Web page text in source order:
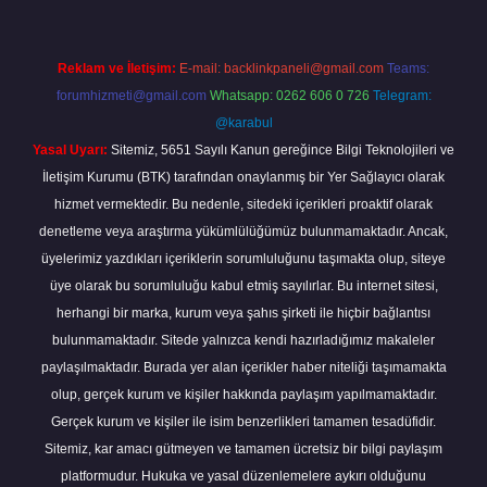
Reklam ve İletişim: E-mail: backlinkpaneli@gmail.com Teams:
forumhizmeti@gmail.com Whatsapp: 0262 606 0 726 Telegram:
@karabul
Yasal Uyarı: Sitemiz, 5651 Sayılı Kanun gereğince Bilgi Teknolojileri ve
İletişim Kurumu (BTK) tarafından onaylanmış bir Yer Sağlayıcı olarak
hizmet vermektedir. Bu nedenle, sitedeki içerikleri proaktif olarak
denetleme veya araştırma yükümlülüğümüz bulunmamaktadır. Ancak,
üyelerimiz yazdıkları içeriklerin sorumluluğunu taşımakta olup, siteye
üye olarak bu sorumluluğu kabul etmiş sayılırlar. Bu internet sitesi,
herhangi bir marka, kurum veya şahıs şirketi ile hiçbir bağlantısı
bulunmamaktadır. Sitede yalnızca kendi hazırladığımız makaleler
paylaşılmaktadır. Burada yer alan içerikler haber niteliği taşımamakta
olup, gerçek kurum ve kişiler hakkında paylaşım yapılmamaktadır.
Gerçek kurum ve kişiler ile isim benzerlikleri tamamen tesadüfidir.
Sitemiz, kar amacı gütmeyen ve tamamen ücretsiz bir bilgi paylaşım
platformudur. Hukuka ve yasal düzenlemelere aykırı olduğunu